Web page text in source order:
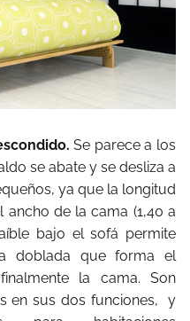
Se parece a los
se abate y se desliza a
ya que la longitud
de la cama (1,40 a
bajo el sofá permite
doblada que forma el
la cama. Son
en sus dos funciones, y